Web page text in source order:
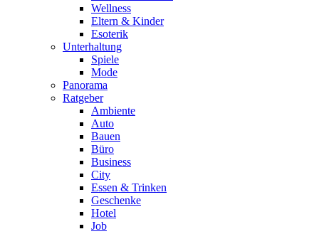
Wellness
Eltern & Kinder
Esoterik
Unterhaltung
Spiele
Mode
Panorama
Ratgeber
Ambiente
Auto
Bauen
Büro
Business
City
Essen & Trinken
Geschenke
Hotel
Job